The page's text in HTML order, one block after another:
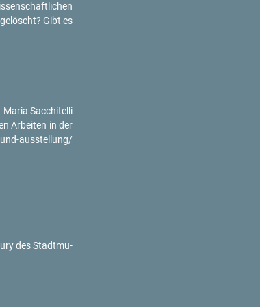
Gibt es
Maria Sac­chi­tel­li
Ar­bei­ten in der
​ausstellung/​
des Stadt­mu­